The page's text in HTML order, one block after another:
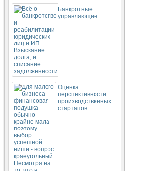
Банкротные
управляющие
Оценка
перспективности
производственных
стартапов